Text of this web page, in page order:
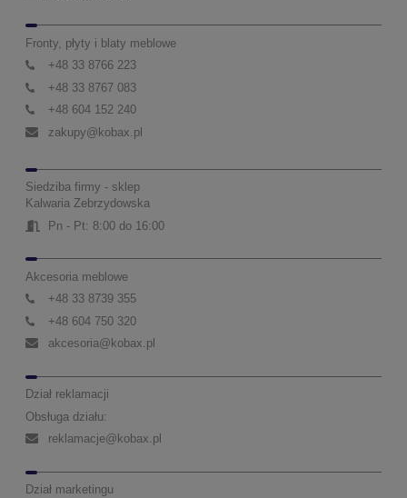
Fronty, płyty i blaty meblowe
+48 33 8766 223
+48 33 8767 083
+48 604 152 240
zakupy@kobax.pl
Siedziba firmy - sklep
Kalwaria Zebrzydowska
Pn - Pt: 8:00 do 16:00
Akcesoria meblowe
+48 33 8739 355
+48 604 750 320
akcesoria@kobax.pl
Dział reklamacji
Obsługa działu:
reklamacje@kobax.pl
Dział marketingu